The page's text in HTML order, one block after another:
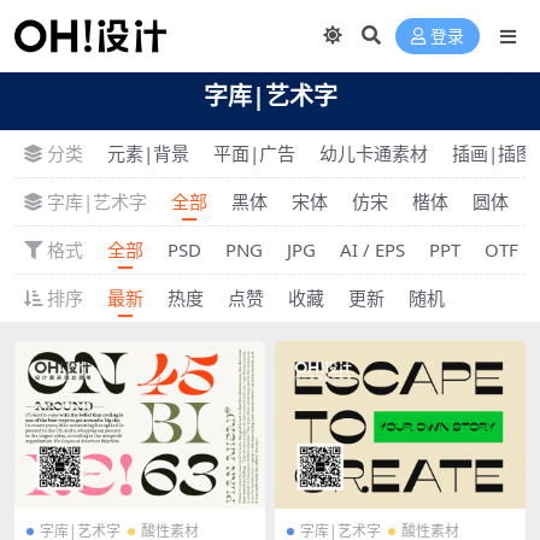
登录
字库|艺术字
分类 元素|背景 平面|广告 幼儿卡通素材
插画|插图
字库|艺术字
全部 黑体 宋体 仿宋 楷体 圆体
格式
全部 PSD PNG JPG AI / EPS PPT
OTF
排序
最新 热度 点赞 收藏 更新 随机
字库|艺术字 酸性素材 字库|艺术字 酸性素材